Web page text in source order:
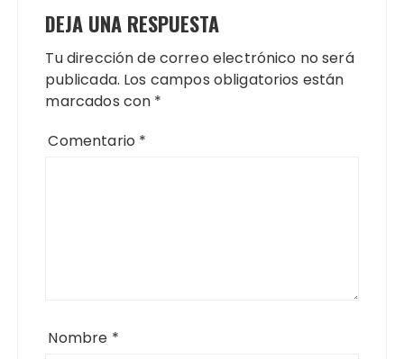
DEJA UNA RESPUESTA
Tu dirección de correo electrónico no será
publicada. Los campos obligatorios están
marcados con *
Comentario *
Nombre *